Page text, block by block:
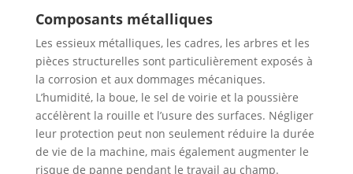
Composants métalliques
Les essieux métalliques, les cadres, les arbres et les
pièces structurelles sont particulièrement exposés à
la corrosion et aux dommages mécaniques.
L’humidité, la boue, le sel de voirie et la poussière
accélèrent la rouille et l’usure des surfaces. Négliger
leur protection peut non seulement réduire la durée
de vie de la machine, mais également augmenter le
risque de panne pendant le travail au champ.